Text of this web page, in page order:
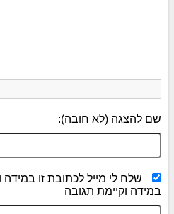
שם להצגה (לא חובה):
שלח לי מייל לכתובת זו
במידה וקיימת תגובה